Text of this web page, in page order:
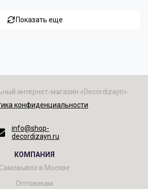
Показать еще
интернет-магазин «Decordizayn»
конфиденциальности
info@shop-
decordizayn.ru
КОМПАНИЯ
Самовывоз в Москве
Оптовикам